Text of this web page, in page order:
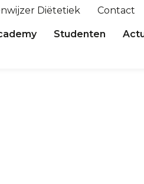
Diëtetiek Contact
Studenten